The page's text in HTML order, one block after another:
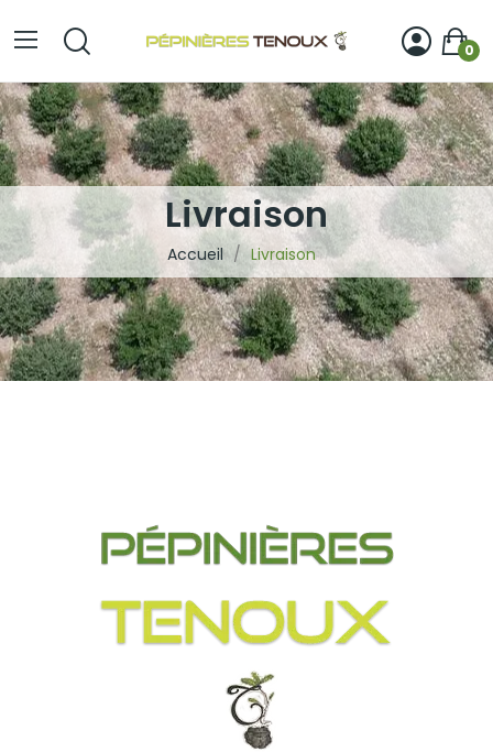
0
Livraison
Accueil Livraison